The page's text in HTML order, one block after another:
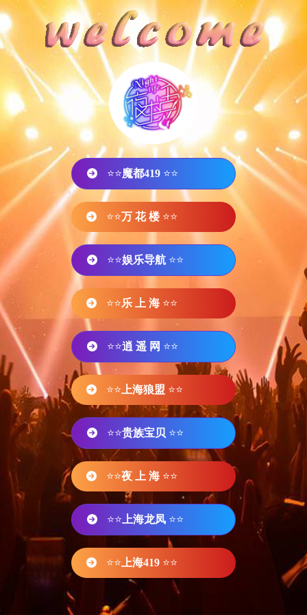
⭐⭐魔都419 ⭐⭐
⭐⭐万 花 楼 ⭐⭐
⭐⭐娱乐导航 ⭐⭐
⭐⭐乐 上 海 ⭐⭐
⭐⭐逍 遥 网 ⭐⭐
⭐⭐ 上海狼盟 ⭐⭐
⭐⭐贵族宝贝 ⭐⭐
⭐⭐夜 上 海 ⭐⭐
⭐⭐ 上海龙凤 ⭐⭐
⭐⭐ 上海419 ⭐⭐